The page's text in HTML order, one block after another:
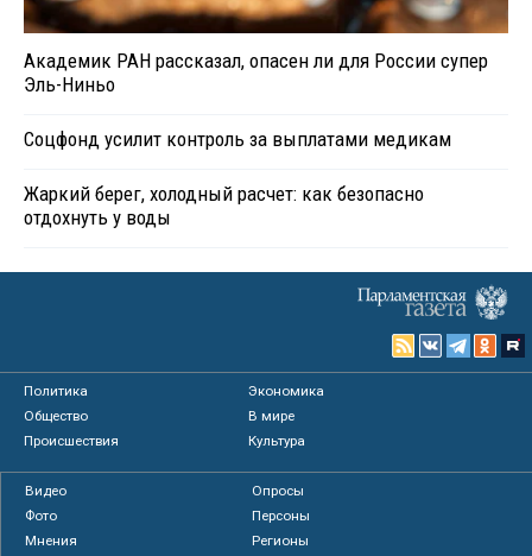
Академик РАН рассказал, опасен ли для России супер
Эль-Ниньо
Соцфонд усилит контроль за выплатами медикам
Жаркий берег, холодный расчет: как безопасно
отдохнуть у воды
Политика
Экономика
Общество
В мире
Происшествия
Культура
Видео
Опросы
Фото
Персоны
Мнения
Регионы